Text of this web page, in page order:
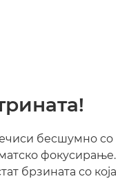
бесшумно со
фокусирање.
брзината со која